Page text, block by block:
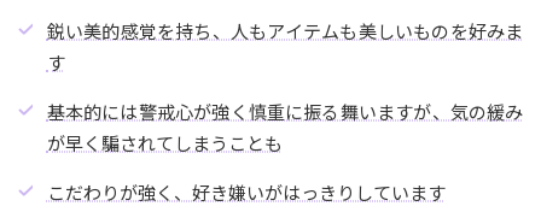
鋭い美的感覚を持ち、人もアイテムも美しいものを好みま
す
基本的には警戒心が強く慎重に振る舞いますが、気の緩み
が早く騙されてしまうことも
こだわりが強く、好き嫌いがはっきりしています